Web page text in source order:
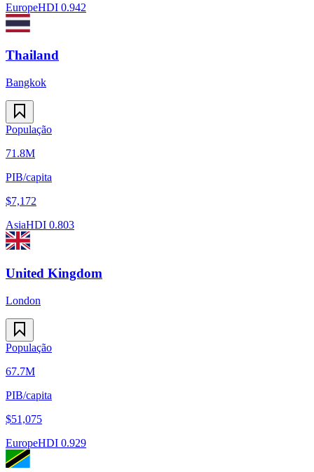
EuropeHDI 0.942
Thailand
Bangkok
População
71.8M
PIB/capita
$7,172
AsiaHDI 0.803
United Kingdom
London
População
67.7M
PIB/capita
$51,075
EuropeHDI 0.929